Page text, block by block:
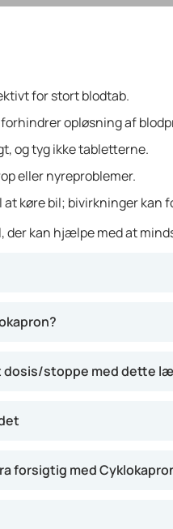
for stort blodtab.
opløsning af
og tyg ikke tabletterne.
eller nyreproblemer.
køre bil; bivirkninger kan
kan hjælpe med at
stoppe med dette
forsigtig med